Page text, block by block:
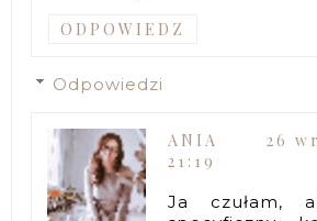
ODPOWIEDZ
Odpowiedzi
ANIA
26
21:19
Ja czułam,